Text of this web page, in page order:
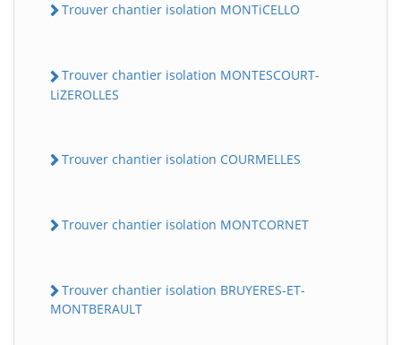
Trouver chantier isolation MONTiCELLO
Trouver chantier isolation MONTESCOURT-
LiZEROLLES
Trouver chantier isolation COURMELLES
Trouver chantier isolation MONTCORNET
Trouver chantier isolation BRUYERES-ET-
MONTBERAULT